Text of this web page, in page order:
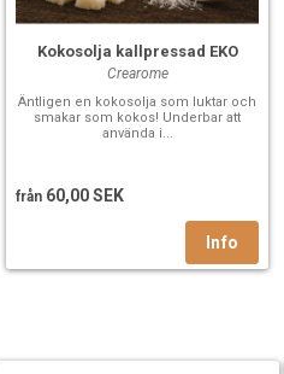
Kokosolja kallpressad EKO
Crearome
Äntligen en kokosolja som luktar och
smakar som kokos! Underbar att
använda i...
från 60,00 SEK